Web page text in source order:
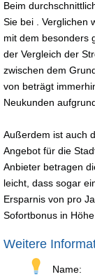
Beim
Sie bei . Verglichen
mit dem besonders
der Vergleich der
zwischen dem
von beträgt
Neukunden
Außerdem ist auch
Angebot für die
Anbieter betragen
leicht, dass sogar
Ersparnis von pro
Sofortbonus in
Weitere
Name: